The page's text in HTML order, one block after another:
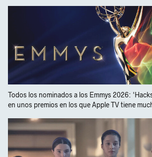
Todos los nominados a los Emmys 2026:
en unos premios en los que Apple TV tiene